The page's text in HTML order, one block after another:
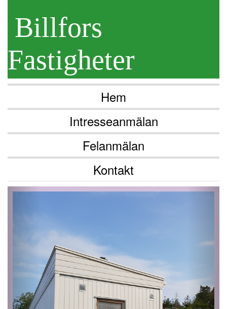
Billfors
Fastigheter
Hem
Intresseanmälan
Felanmälan
Kontakt